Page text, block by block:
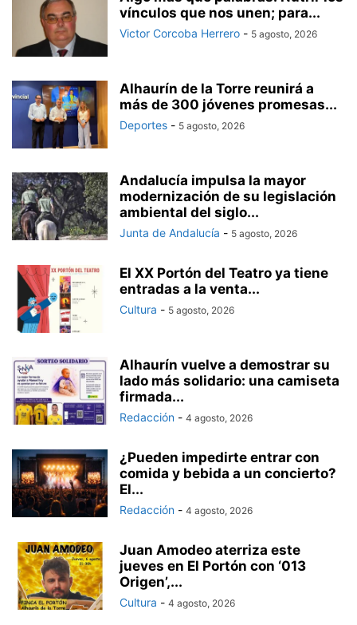
vínculos que nos unen; para...
Victor Corcoba Herrero - 5 agosto, 2026
Alhaurín de la Torre reunirá a
más de 300 jóvenes promesas...
Deportes - 5 agosto, 2026
Andalucía impulsa la mayor
modernización de su legislación
ambiental del siglo...
Junta de Andalucía - 5 agosto, 2026
El XX Portón del Teatro ya tiene
entradas a la venta...
Cultura - 5 agosto, 2026
Alhaurín vuelve a demostrar su
lado más solidario: una camiseta
firmada...
Redacción - 4 agosto, 2026
¿Pueden impedirte entrar con
comida y bebida a un concierto?
El...
Redacción - 4 agosto, 2026
Juan Amodeo aterriza este
jueves en El Portón con ‘013
Origen’,...
Cultura - 4 agosto, 2026